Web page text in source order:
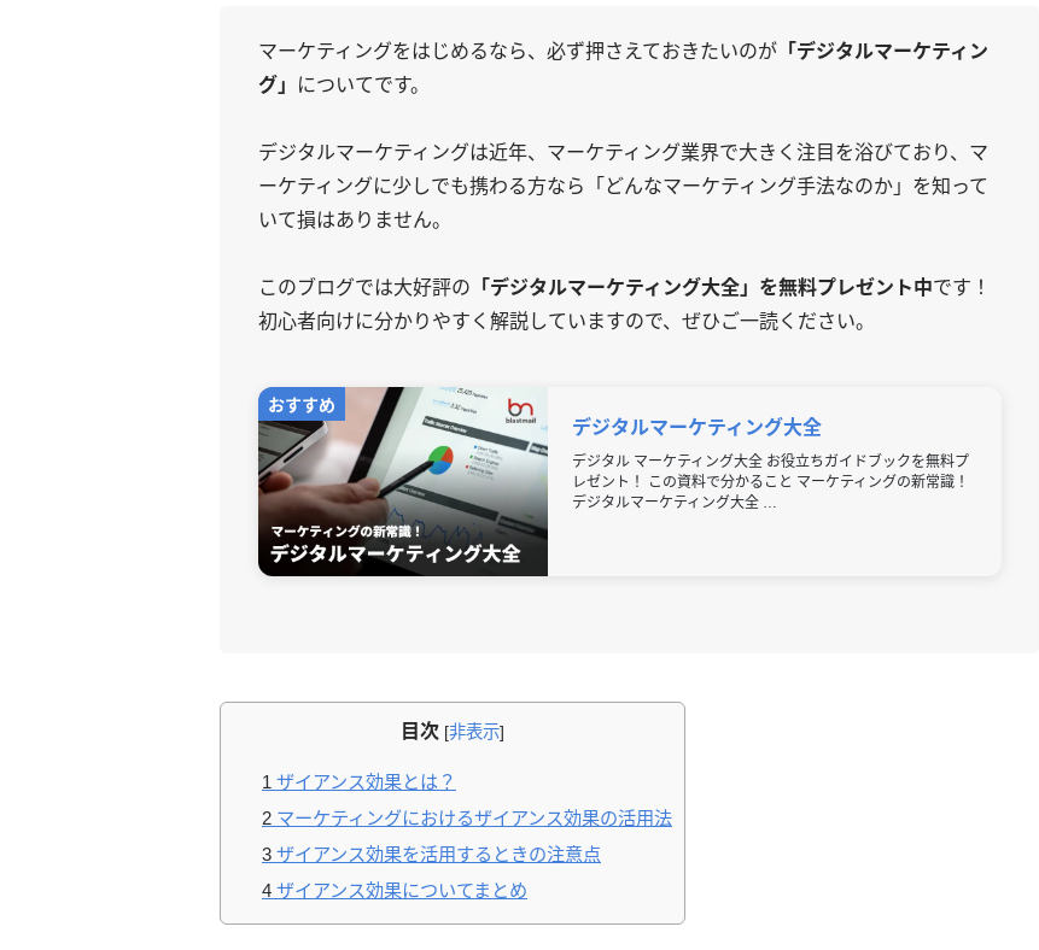
マーケティングをはじめるなら、必ず押さえておきたいのが 「デジタルマーケティン
グ」
についてです。
デジタルマーケティングは近年、マーケティング業界で大きく注目を浴びており、マ
ーケティングに少しでも携わる方なら「どんなマーケティング手法なのか」を知って
いて損はありません。
このブログでは大好評の 「デジタルマーケティング大全」を無料プレゼント中です！
初心者向けに分かりやすく解説していますので、ぜひご一読ください。
デジタルマーケティング大全
デジタル マーケティング大全 お役立ちガイドブックを無料プ
レゼント！ この資料で分かること マーケティングの新常識！
デジタルマーケティング大全 …
目次 [非表示]
1 ザイアンス効果とは？
2 マーケティングにおけるザイアンス効果の活用法
3 ザイアンス効果を活用するときの注意点
4 ザイアンス効果についてまとめ